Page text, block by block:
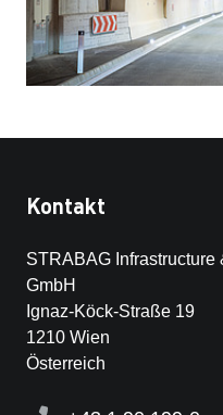
Kontakt
STRABAG Infrastructure
GmbH
Ignaz-Köck-Straße 19
1210 Wien
Österreich